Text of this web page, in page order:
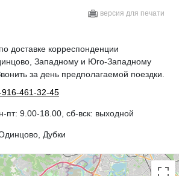
версия для печати
доставке корреспонденции
Западному и Юго-Западному
за день предполагаемой поездки.
916-461-32-45
пт: 9.00-18.00, сб-вск: выходной
Дубки